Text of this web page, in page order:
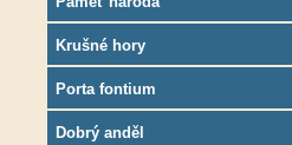
Krušné hory
Porta fontium
Dobrý anděl